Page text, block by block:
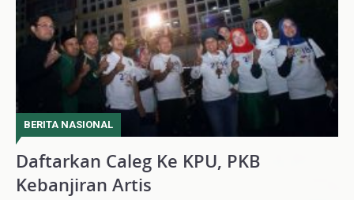
BERITA NASIONAL
Daftarkan Caleg Ke KPU, PKB
Kebanjiran Artis